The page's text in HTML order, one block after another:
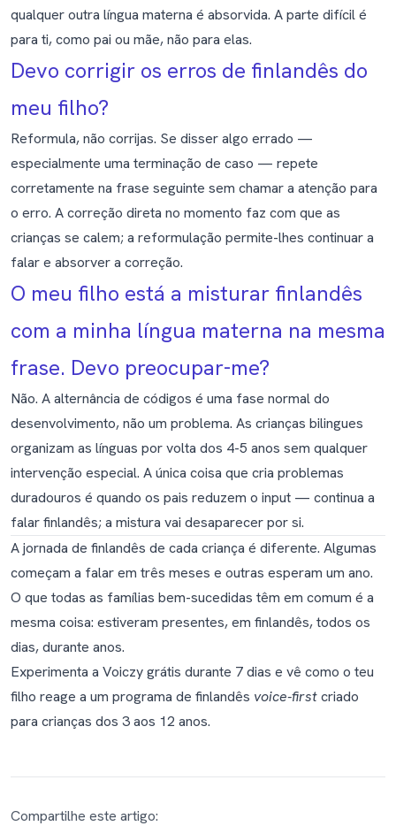
qualquer outra língua materna é absorvida. A parte difícil é
para ti, como pai ou mãe, não para elas.
Devo corrigir os erros de finlandês do
meu filho?
Reformula, não corrijas. Se disser algo errado —
especialmente uma terminação de caso — repete
corretamente na frase seguinte sem chamar a atenção para
o erro. A correção direta no momento faz com que as
crianças se calem; a reformulação permite-lhes continuar a
falar e absorver a correção.
O meu filho está a misturar finlandês
com a minha língua materna na mesma
frase. Devo preocupar-me?
Não. A alternância de códigos é uma fase normal do
desenvolvimento, não um problema. As crianças bilingues
organizam as línguas por volta dos 4-5 anos sem qualquer
intervenção especial. A única coisa que cria problemas
duradouros é quando os pais reduzem o input — continua a
falar finlandês; a mistura vai desaparecer por si.
A jornada de finlandês de cada criança é diferente. Algumas
começam a falar em três meses e outras esperam um ano.
O que todas as famílias bem-sucedidas têm em comum é a
mesma coisa: estiveram presentes, em finlandês, todos os
dias, durante anos.
Experimenta a Voiczy grátis durante 7 dias e vê como o teu
filho reage a um programa de finlandês voice-firstcriado
para crianças dos 3 aos 12 anos.
Compartilhe este artigo: